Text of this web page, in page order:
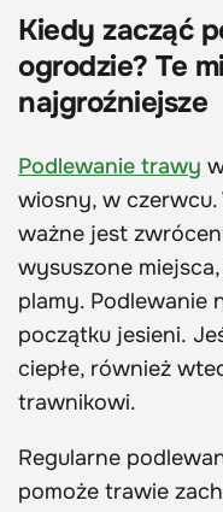
Kiedy zacząć
ogrodzie? Te
najgroźniejsze
Podlewanie trawy
wiosny, w czerwcu.
ważne jest
wysuszone
plamy. Podlewanie
początku jesieni.
ciepłe, również
trawnikowi.
Regularne
pomoże trawie